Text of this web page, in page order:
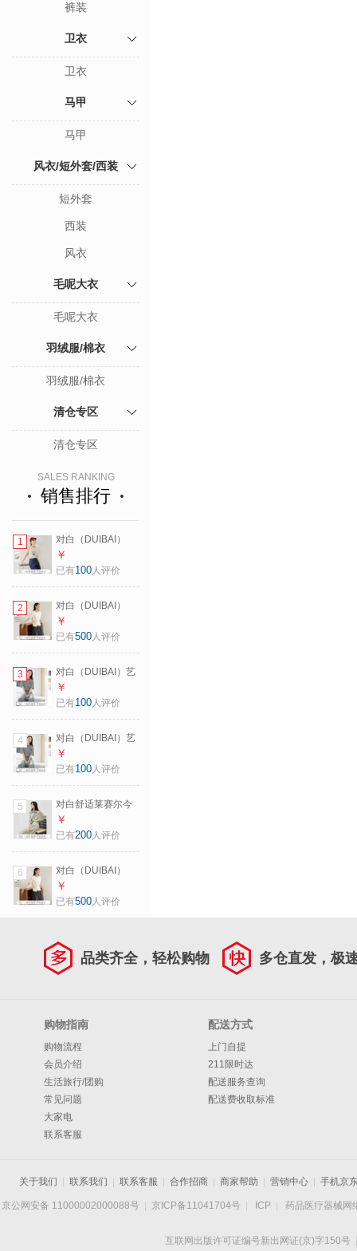
裤装
卫衣
卫衣
马甲
马甲
风衣/短外套/西装
短外套
西装
风衣
毛呢大衣
毛呢大衣
羽绒服/棉衣
羽绒服/棉衣
清仓专区
清仓专区
SALES RANKING
销售排行
1
对白（DUIBAI）
【AN大码系列】美
式撞色做旧玫瑰印
灰 M 建议体重110-
125
￥
已有100人评价
2
对白（DUIBAI）
【AN大码系列】设
计感收腰短袖T恤夏
议体重110-125
￥
已有500人评价
3
对白（DUIBAI）艺
术画作联名撞色条
纹短袖t恤女2026夏
￥
已有100人评价
4
对白（DUIBAI）艺
术画作联名撞色条
纹短袖t恤女2026夏
￥
已有100人评价
5
对白舒适莱赛尔今
年流行漂亮套装裙
女2026夏新款衬衣
￥
已有200人评价
6
对白（DUIBAI）
【AN大码系列】设
计感收腰短袖T恤夏
议体重125-135
￥
已有500人评价
品类齐全，轻松购物 多仓直发，极
购物指南
购物流程
会员介绍
生活旅行/团购
常见问题
大家电
联系客服
配送方式
上门自提
211限时达
配送服务查询
配送费收取标准
关于我们 联系我们 联系客服 合作招商 商家帮助 营销中心 手机京
京公网安备 11000002000088号 京ICP备11041704号 ICP 药品医疗器械网
互联网出版许可证编号新出网证(京)字150号